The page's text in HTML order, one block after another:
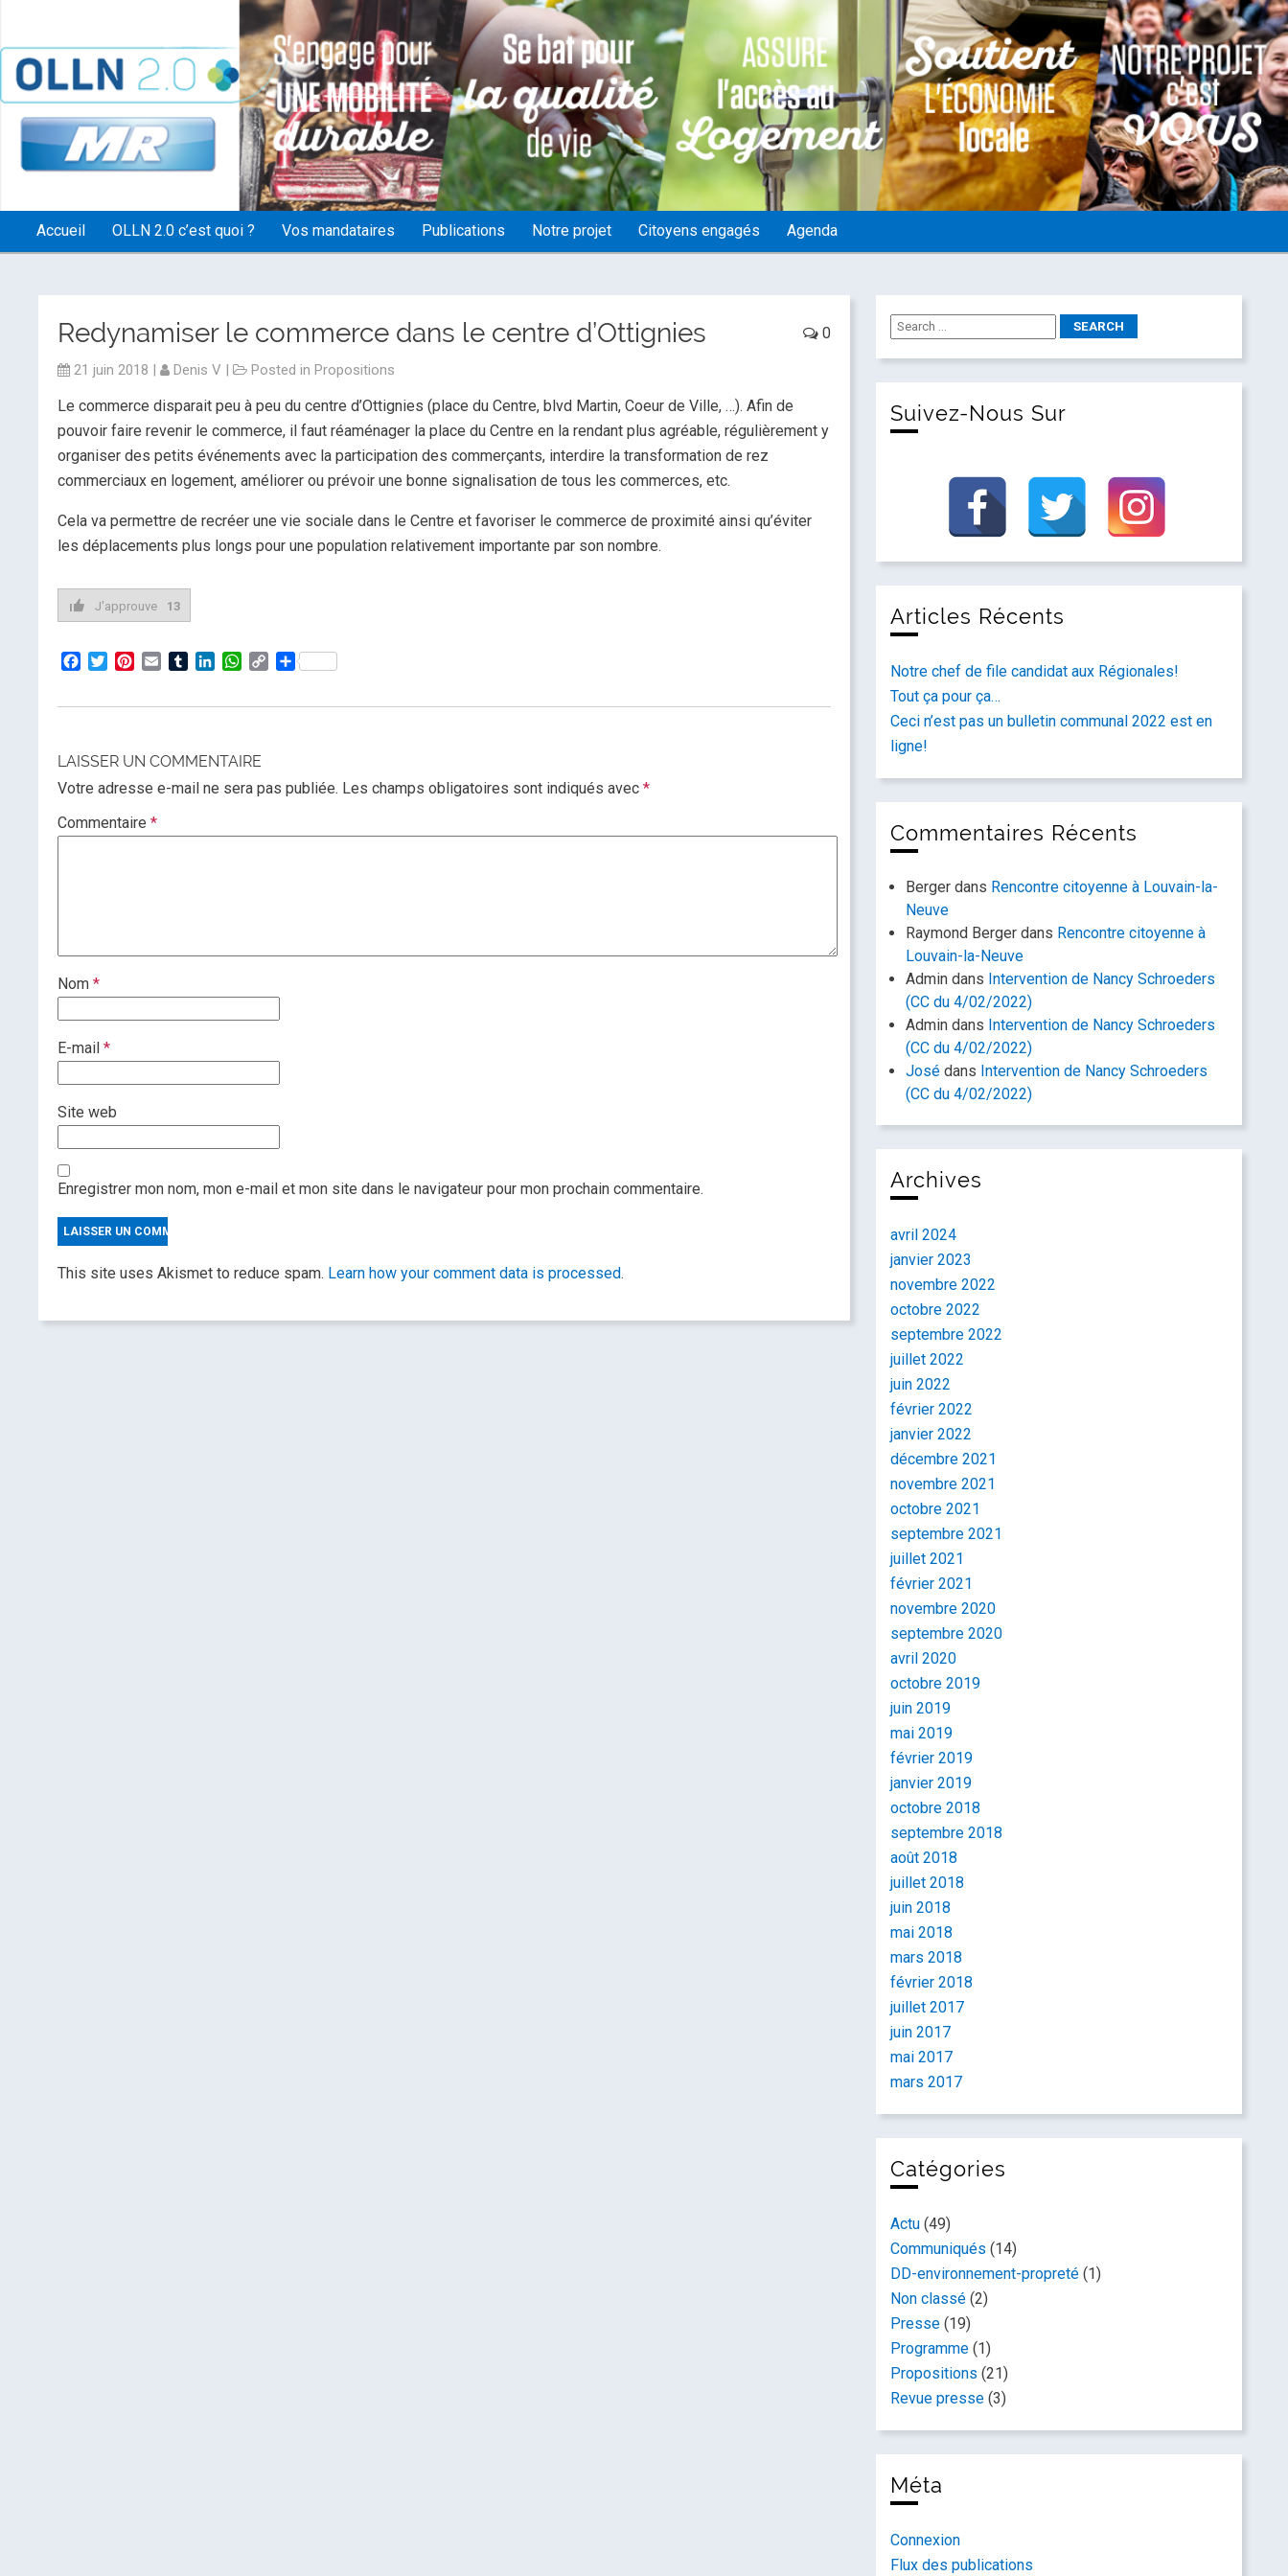
OLLN2.0
Accueil OLLN 2.0 c’est quoi ? Vos mandataires Publications Notre projet Citoyens engagés Agenda
0
Redynamiser le commerce dans le centre d’Ottignies
21 juin 2018 | Denis V | Posted in Propositions
Le commerce disparait peu à peu du centre d’Ottignies (place du Centre, blvd Martin, Coeur de Ville, …). Afin de
pouvoir faire revenir le commerce, il faut réaménager la place du Centre en la rendant plus agréable, régulièrement y
organiser des petits événements avec la participation des commerçants, interdire la transformation de rez
commerciaux en logement, améliorer ou prévoir une bonne signalisation de tous les commerces, etc.
Cela va permettre de recréer une vie sociale dans le Centre et favoriser le commerce de proximité ainsi qu’éviter
les déplacements plus longs pour une population relativement importante par son nombre.
J'approuve 13
Facebook
TwitterPinterest
Email TumblrLinkedInWhatsApp
CopyPartager
LAISSER UN COMMENTAIRE
Votre adresse e-mail ne sera pas publiée. Les champs obligatoires sont indiqués avec *
Commentaire *
Nom *
E-mail *
Site web
Enregistrer mon nom, mon e-mail et mon site dans le navigateur pour mon prochain commentaire.
This site uses Akismet to reduce spam. Learn how your comment data is processed.
Suivez-Nous Sur
Articles Récents
Notre chef de file candidat aux Régionales!
Tout ça pour ça…
Ceci n’est pas un bulletin communal 2022 est en
ligne!
Commentaires Récents
Berger dans Rencontre citoyenne à Louvain-la-
Neuve
Raymond Berger dans Rencontre citoyenne à
Louvain-la-Neuve
Admin dans Intervention de Nancy Schroeders
(CC du 4/02/2022)
Admin dans Intervention de Nancy Schroeders
(CC du 4/02/2022)
José dans Intervention de Nancy Schroeders
(CC du 4/02/2022)
Archives
avril 2024
janvier 2023
novembre 2022
octobre 2022
septembre 2022
juillet 2022
juin 2022
février 2022
janvier 2022
décembre 2021
novembre 2021
octobre 2021
septembre 2021
juillet 2021
février 2021
novembre 2020
septembre 2020
avril 2020
octobre 2019
juin 2019
mai 2019
février 2019
janvier 2019
octobre 2018
septembre 2018
août 2018
juillet 2018
juin 2018
mai 2018
mars 2018
février 2018
juillet 2017
juin 2017
mai 2017
mars 2017
Catégories
Actu (49)
Communiqués (14)
DD-environnement-propreté (1)
Non classé (2)
Presse (19)
Programme (1)
Propositions (21)
Revue presse (3)
Méta
Connexion
Flux des publications